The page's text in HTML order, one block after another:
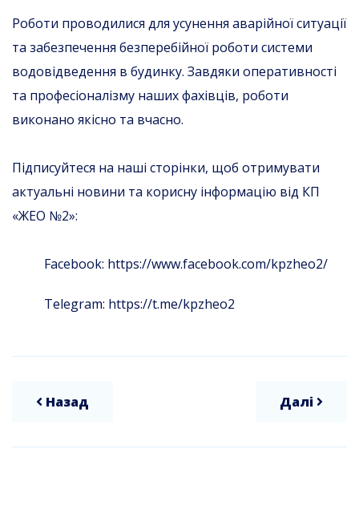
Роботи проводилися для усунення аварійної ситуації
та забезпечення безперебійної роботи системи
водовідведення в будинку. Завдяки оперативності
та професіоналізму наших фахівців, роботи
виконано якісно та вчасно.
Підписуйтеся на наші сторінки, щоб отримувати
актуальні новини та корисну інформацію від КП
«ЖЕО №2»:
Facebook: https://www.facebook.com/kpzheo2/
Telegram: https://t.me/kpzheo2
Назад Далі